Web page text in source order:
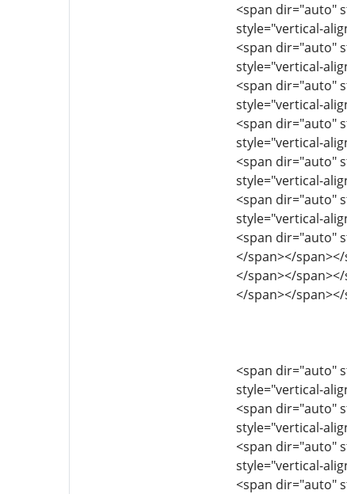
<span dir="auto"
style="vertical-
<span dir="auto"
style="vertical-
<span dir="auto"
style="vertical-
<span dir="auto"
style="vertical-
<span dir="auto"
style="vertical-
<span dir="auto"
style="vertical-
<span dir="auto"
</span></
</span></
</span></
<span dir="auto"
style="vertical-
<span dir="auto"
style="vertical-
<span dir="auto"
style="vertical-
<span dir="auto"